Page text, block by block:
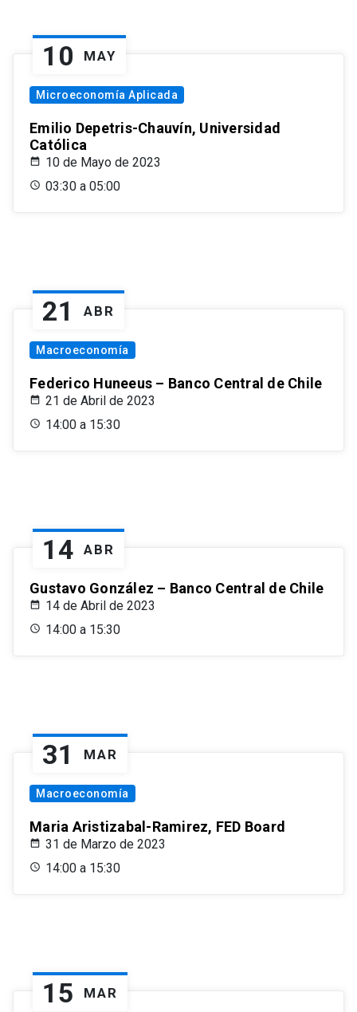
10 MAY
Microeconomía Aplicada
Emilio Depetris-Chauvín, Universidad
Católica
10 de Mayo de 2023
03:30 a 05:00
21 ABR
Macroeconomía
Federico Huneeus – Banco Central de Chile
21 de Abril de 2023
14:00 a 15:30
14 ABR
Gustavo González – Banco Central de Chile
14 de Abril de 2023
14:00 a 15:30
31 MAR
Macroeconomía
Maria Aristizabal-Ramirez, FED Board
31 de Marzo de 2023
14:00 a 15:30
15 MAR